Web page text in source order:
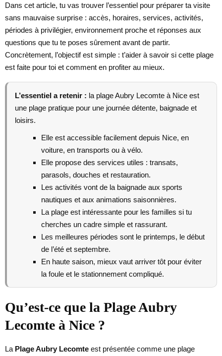
Dans cet article, tu vas trouver l’essentiel pour préparer ta visite
sans mauvaise surprise : accès, horaires, services, activités,
périodes à privilégier, environnement proche et réponses aux
questions que tu te poses sûrement avant de partir.
Concrètement, l’objectif est simple : t’aider à savoir si cette plage
est faite pour toi et comment en profiter au mieux.
L’essentiel a retenir : la plage Aubry Lecomte à Nice est
une plage pratique pour une journée détente, baignade et
loisirs.
Elle est accessible facilement depuis Nice, en
voiture, en transports ou à vélo.
Elle propose des services utiles : transats,
parasols, douches et restauration.
Les activités vont de la baignade aux sports
nautiques et aux animations saisonnières.
La plage est intéressante pour les familles si tu
cherches un cadre simple et rassurant.
Les meilleures périodes sont le printemps, le début
de l’été et septembre.
En haute saison, mieux vaut arriver tôt pour éviter
la foule et le stationnement compliqué.
Qu’est-ce que la Plage Aubry
Lecomte à Nice ?
La Plage Aubry Lecomte est présentée comme une plage